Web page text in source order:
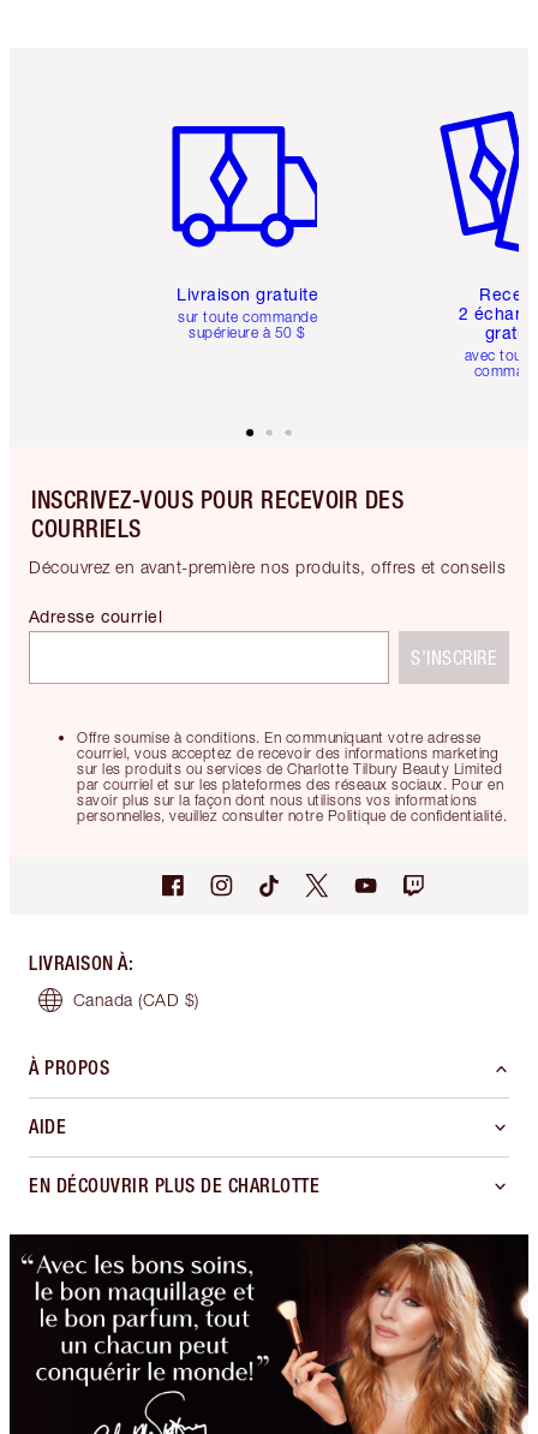
Livraison gratuite
sur toute commande
supérieure à 50 $
2
avec
INSCRIVEZ-VOUS POUR RECEVOIR DES
COURRIELS
Découvrez en avant-première nos produits, offres et conseils
Offre soumise à conditions. En communiquant votre adresse
courriel, vous acceptez de recevoir des informations marketing
sur les produits ou services de Charlotte Tilbury Beauty Limited
par courriel et sur les plateformes des réseaux sociaux. Pour en
savoir plus sur la façon dont nous utilisons vos informations
personnelles, veuillez consulter notre Politique de confidentialité.
Adresse courriel
S’INSCRIRE
LIVRAISON À:
Canada (CAD $)
À PROPOS
AIDE
EN DÉCOUVRIR PLUS DE CHARLOTTE